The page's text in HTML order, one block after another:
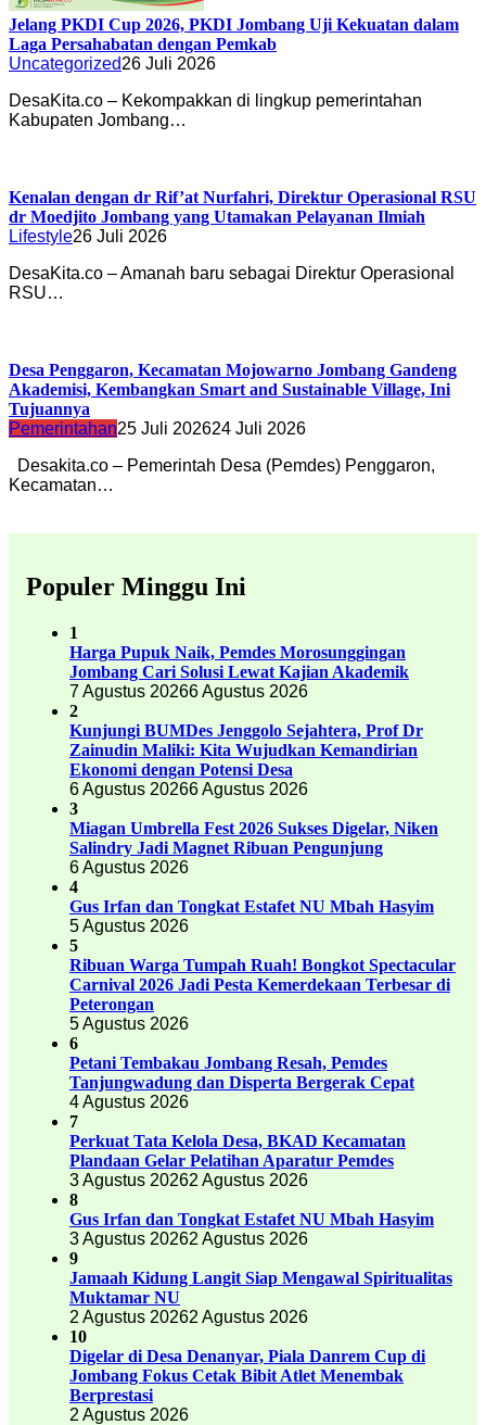
Jelang PKDI Cup 2026, PKDI Jombang Uji Kekuatan dalam
Laga Persahabatan dengan Pemkab
Uncategorized26 Juli 2026
DesaKita.co – Kekompakkan di lingkup pemerintahan
Kabupaten Jombang…
Kenalan dengan dr Rif’at Nurfahri, Direktur Operasional RSU
dr Moedjito Jombang yang Utamakan Pelayanan Ilmiah
Lifestyle26 Juli 2026
DesaKita.co – Amanah baru sebagai Direktur Operasional
RSU…
Desa Penggaron, Kecamatan Mojowarno Jombang Gandeng
Akademisi, Kembangkan Smart and Sustainable Village, Ini
Tujuannya
Pemerintahan25 Juli 202624 Juli 2026
Desakita.co – Pemerintah Desa (Pemdes) Penggaron,
Kecamatan…
Populer Minggu Ini
1
Harga Pupuk Naik, Pemdes Morosunggingan
Jombang Cari Solusi Lewat Kajian Akademik
7 Agustus 20266 Agustus 2026
2
Kunjungi BUMDes Jenggolo Sejahtera, Prof Dr
Zainudin Maliki: Kita Wujudkan Kemandirian
Ekonomi dengan Potensi Desa
6 Agustus 20266 Agustus 2026
3
Miagan Umbrella Fest 2026 Sukses Digelar, Niken
Salindry Jadi Magnet Ribuan Pengunjung
6 Agustus 2026
4
Gus Irfan dan Tongkat Estafet NU Mbah Hasyim
5 Agustus 2026
5
Ribuan Warga Tumpah Ruah! Bongkot Spectacular
Carnival 2026 Jadi Pesta Kemerdekaan Terbesar di
Peterongan
5 Agustus 2026
6
Petani Tembakau Jombang Resah, Pemdes
Tanjungwadung dan Disperta Bergerak Cepat
4 Agustus 2026
7
Perkuat Tata Kelola Desa, BKAD Kecamatan
Plandaan Gelar Pelatihan Aparatur Pemdes
3 Agustus 20262 Agustus 2026
8
Gus Irfan dan Tongkat Estafet NU Mbah Hasyim
3 Agustus 20262 Agustus 2026
9
Jamaah Kidung Langit Siap Mengawal Spiritualitas
Muktamar NU
2 Agustus 20262 Agustus 2026
10
Digelar di Desa Denanyar, Piala Danrem Cup di
Jombang Fokus Cetak Bibit Atlet Menembak
Berprestasi
2 Agustus 2026